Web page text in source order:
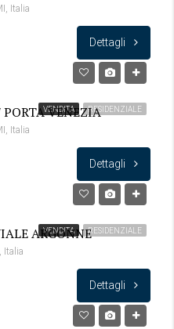
Italia
Dettagli
VENDITA RESIDENZIALE
VENEZIA
Italia
Dettagli
VENDITA RESIDENZIALE
ARGONNE
Italia
Dettagli